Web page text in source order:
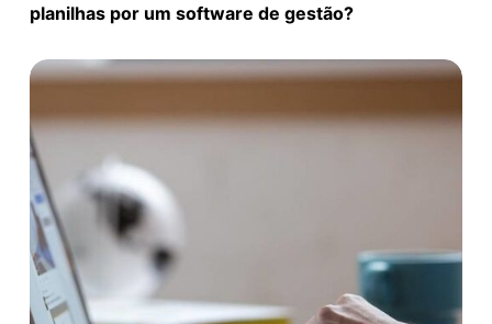
planilhas por um software de gestão?